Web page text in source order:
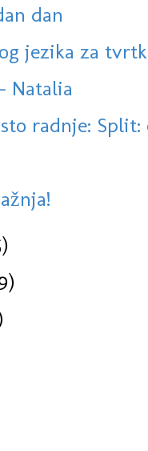
dan
jezika za
Natalia
radnje: Split: